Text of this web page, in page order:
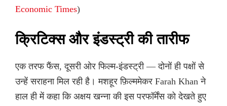
Economic Times)
क्रिटिक्स और इंडस्ट्री की तारीफ
एक तरफ फैंस, दूसरी ओर फिल्म-इंडस्ट्री — दोनों ही पक्षों से
उन्हें सराहना मिल रही है। मशहूर फ़िल्ममेकर Farah Khan ने
हाल ही में कहा कि अक्षय खन्ना की इस परफॉर्मेंस को देखते हुए